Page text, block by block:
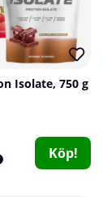
Isolate, 750 g
Köp!